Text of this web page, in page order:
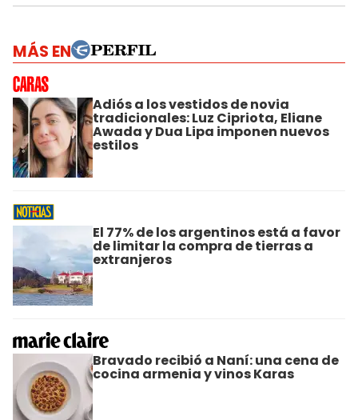
MÁS EN
Adiós a los vestidos de novia
tradicionales: Luz Cipriota, Eliane
Awada y Dua Lipa imponen nuevos
estilos
El 77% de los argentinos está a favor
de limitar la compra de tierras a
extranjeros
Bravado recibió a Naní: una cena de
cocina armenia y vinos Karas